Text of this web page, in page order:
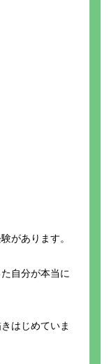
があります。
自分が本当に
はじめていま